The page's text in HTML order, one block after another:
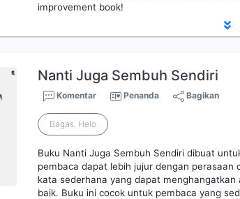
improvement book!
Nanti Juga Sembuh Sendiri
Komentar Penanda Bagikan
Bagas, Helo
Buku Nanti Juga Sembuh Sendiri dibuat
pembaca dapat lebih jujur dengan perasaan
kata sederhana yang dapat
baik. Buku ini cocok untuk pembaca yang